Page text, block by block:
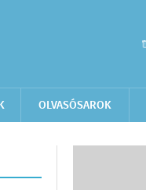
OLVASÓSAROK